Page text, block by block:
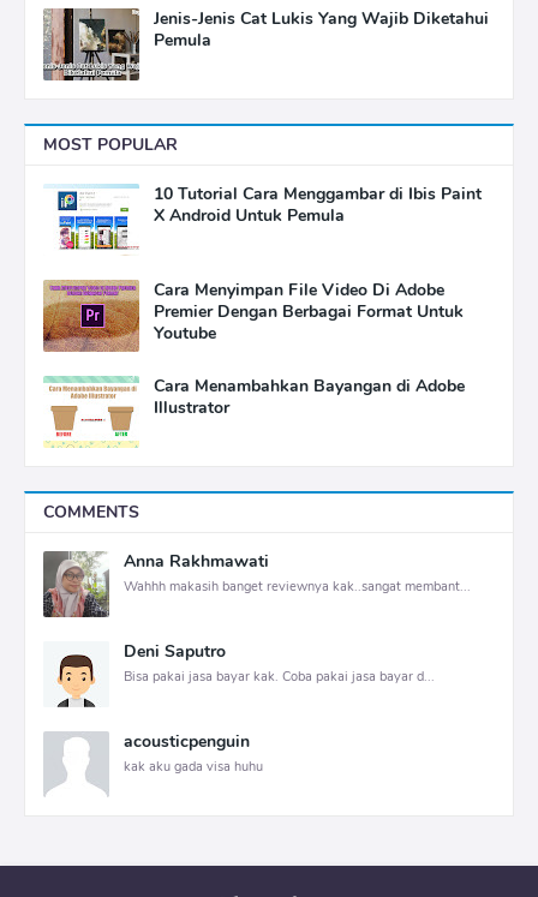
Jenis-Jenis Cat Lukis Yang Wajib Diketahui
Pemula
MOST POPULAR
10 Tutorial Cara Menggambar di Ibis Paint
X Android Untuk Pemula
Cara Menyimpan File Video Di Adobe
Premier Dengan Berbagai Format Untuk
Youtube
Cara Menambahkan Bayangan di Adobe
Illustrator
COMMENTS
Anna Rakhmawati
Wahhh makasih banget reviewnya kak..sangat membant...
Deni Saputro
Bisa pakai jasa bayar kak. Coba pakai jasa bayar d...
acousticpenguin
kak aku gada visa huhu